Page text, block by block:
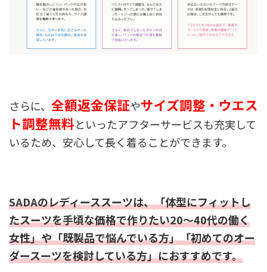
さらに、 全額返金保証やサイズ調整・ウエス
ト調整無料といったアフターサービスも充実して
いるため、安心して長く着ることができます。
SADAのレディーススーツは、「体型にフィットし
たスーツを手頃な価格で作りたい20〜40代の働く
女性」や「既製品で悩んでいる方」「初めてのオー
ダースーツを検討している方」におすすめです。